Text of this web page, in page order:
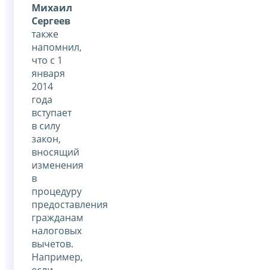
Михаил
Сергеев
также
напомнил,
что с 1
января
2014
года
вступает
в силу
закон,
вносящий
изменения
в
процедуру
предоставления
гражданам
налоговых
вычетов.
Например,